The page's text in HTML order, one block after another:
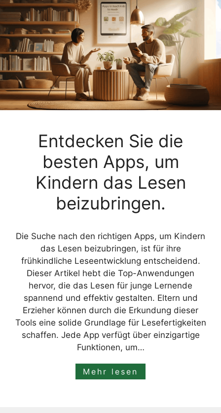
Entdecken Sie die
besten Apps, um
Kindern das Lesen
beizubringen.
Die Suche nach den richtigen Apps, um Kindern
das Lesen beizubringen, ist für ihre
frühkindliche Leseentwicklung entscheidend.
Dieser Artikel hebt die Top-Anwendungen
hervor, die das Lesen für junge Lernende
spannend und effektiv gestalten. Eltern und
Erzieher können durch die Erkundung dieser
Tools eine solide Grundlage für Lesefertigkeiten
schaffen. Jede App verfügt über einzigartige
Funktionen, um…
Mehr lesen